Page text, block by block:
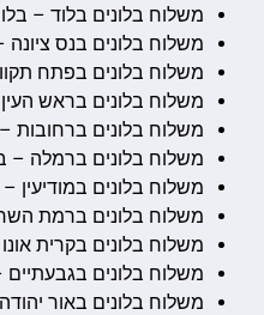
משלוח בלונים בלוד –
משלוח בלונים בנס ציונה
משלוח בלונים בפתח
משלוח בלונים בראש
משלוח בלונים ברחובות
משלוח בלונים ברמלה –
משלוח בלונים במודיעין
משלוח בלונים ברמת
משלוח בלונים בקרית
משלוח בלונים בגבעתיים
משלוח בלונים באור